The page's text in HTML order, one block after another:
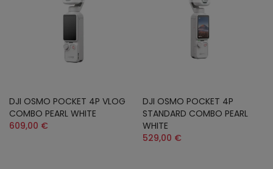
DJI OSMO POCKET 4P VLOG
COMBO PEARL WHITE
609,00 €
DJI OSMO POCKET 4P
STANDARD COMBO PEARL
WHITE
529,00 €